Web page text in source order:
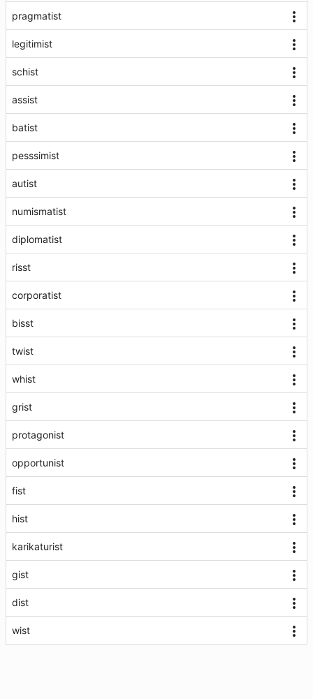
pragmatist
legitimist
schist
assist
batist
pesssimist
autist
numismatist
diplomatist
risst
corporatist
bisst
twist
whist
grist
protagonist
opportunist
fist
hist
karikaturist
gist
dist
wist